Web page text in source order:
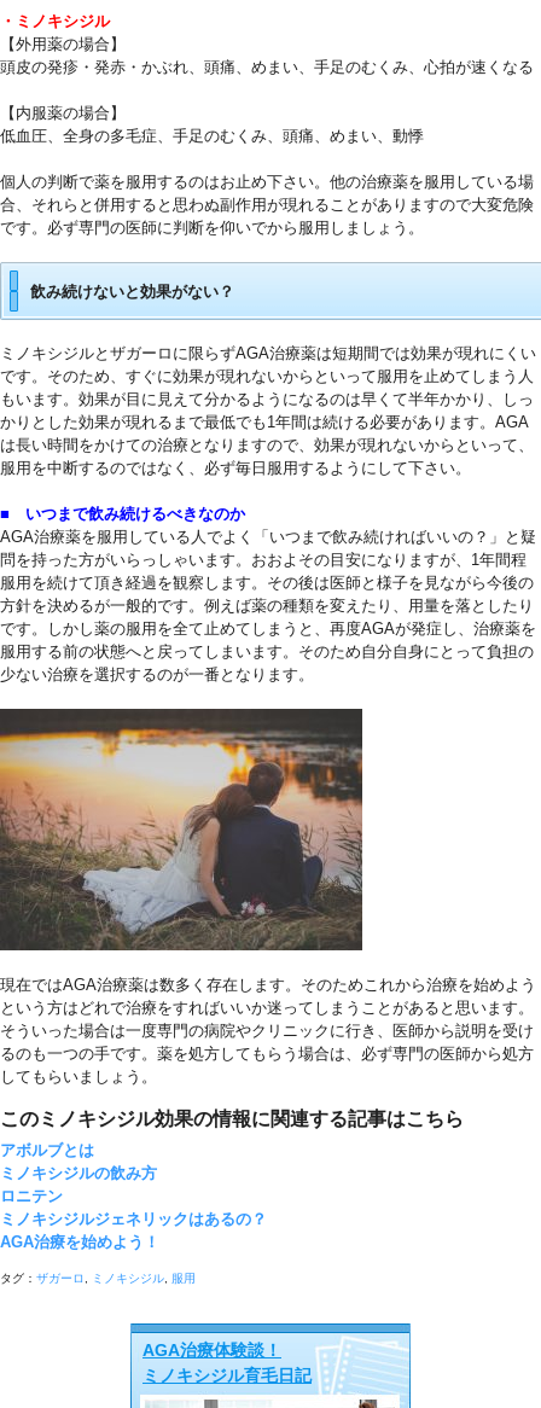
・ミノキシジル
【外用薬の場合】
頭皮の発疹・発赤・かぶれ、頭痛、めまい、手足のむくみ、心拍が速くなる
【内服薬の場合】
低血圧、全身の多毛症、手足のむくみ、頭痛、めまい、動悸
個人の判断で薬を服用するのはお止め下さい。他の治療薬を服用している場
合、それらと併用すると思わぬ副作用が現れることがありますので大変危険
です。必ず専門の医師に判断を仰いでから服用しましょう。
飲み続けないと効果がない？
ミノキシジルとザガーロに限らずAGA治療薬は短期間では効果が現れにくい
です。そのため、 すぐに効果が現れないからといって服用を止めてしまう人
もいます。効果が目に見えて分かるようになるのは早くて半年かかり、
しっ
かりとした効果が現れるまで最低でも1年間は続ける必要があ ります。AGA
は長い時間をかけての治療となりますので、 効果が現れないからといって、
服用を中断するのではなく、 必ず毎日服用するようにして下さい。
■ いつまで飲み続けるべきなのか
AGA治療薬を服用している人でよく「いつまで飲み続ければいいの？」と疑
問を持った方がいらっしゃいます。おおよその目安になりますが、1年間程
服用を続けて頂き経過を観察します。その後は医師と様子を見ながら今後の
方針を決めるが一般的です。例えば薬の種類を変えたり、用量を落としたり
です。しかし薬の服用を全て止めてしまうと、再度AGAが発症し、治療薬を
服用する前の状態へと戻ってしまいます。そのため自分自身にとって負担の
少ない治療を選択するのが一番となります。
現在ではAGA治療薬は数多く存在します。そのためこれから治療を始めよう
という方はどれで治療をすればいいか迷ってしまうことがあると思います。
そういった場合は一度専門の病院やクリニックに行き、医師から説明を受け
るのも一つの手です。薬を処方してもらう場合は、必ず専門の医師から処方
してもらいましょう。
このミノキシジル効果の情報に関連する記事はこちら
アボルブとは
ミノキシジルの飲み方
ロニテン
ミノキシジルジェネリックはあるの？
AGA治療を始めよう！
タグ： ザガーロ ミノキシジル 服用
AGA治療体験談！
ミノキシジル育毛日記